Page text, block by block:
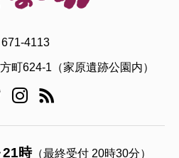
671-4113
町624-1（家原遺跡公園内）
21時（最終受付 20時30分）